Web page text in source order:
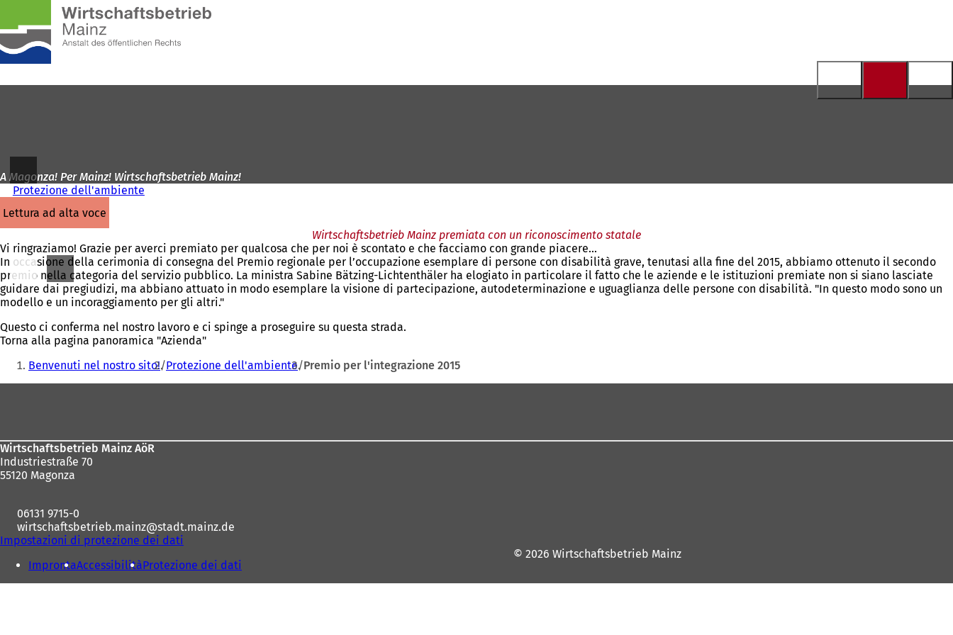
Vai al contenuto
iniziale
A Magonza! Per Mainz! Wirtschaftsbetrieb Mainz!
Protezione dell'ambiente
lettura ad alta voce
Wirtschaftsbetrieb Mainz premiata con un riconoscimento statale
Vi ringraziamo! Grazie per averci premiato per qualcosa che per noi è scontato e che facciamo con grande piacere...
In occasione della cerimonia di consegna del Premio regionale per l’occupazione esemplare di persone con disabilità grave, tenutasi alla fine del 2015, abbiamo ottenuto il secondo
premio nella categoria del servizio pubblico. La ministra Sabine Bätzing-Lichtenthäler ha elogiato in particolare il fatto che le aziende e le istituzioni premiate non si siano lasciate
guidare dai pregiudizi, ma abbiano attuato in modo esemplare la visione di partecipazione, autodeterminazione e uguaglianza delle persone con disabilità. "In questo modo sono un
modello e un incoraggiamento per gli altri."
Questo ci conferma nel nostro lavoro e ci spinge a proseguire su questa strada.
Torna alla pagina panoramica "Azienda"
Siete
qui:
Benvenuti nel nostro sito! Protezione dell'ambiente Premio per l'integrazione 2015
Wirtschaftsbetrieb Mainz AöR
Industriestraße 70
55120 Magonza
06131 9715-0
wirtschaftsbetrieb.mainz
stadt.mainz de
Impostazioni di protezione dei dati
ImprontaAccessibilitàProtezione dei dati
© 2026 Wirtschaftsbetrieb Mainz